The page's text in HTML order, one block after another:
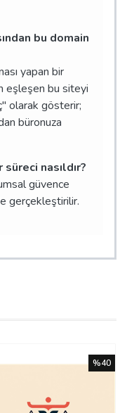
bu domain
yapan bir
eşleşen bu siteyi
olarak gösterir;
büronuza
nasıldır?
güvence
gerçekleştirilir.
%40